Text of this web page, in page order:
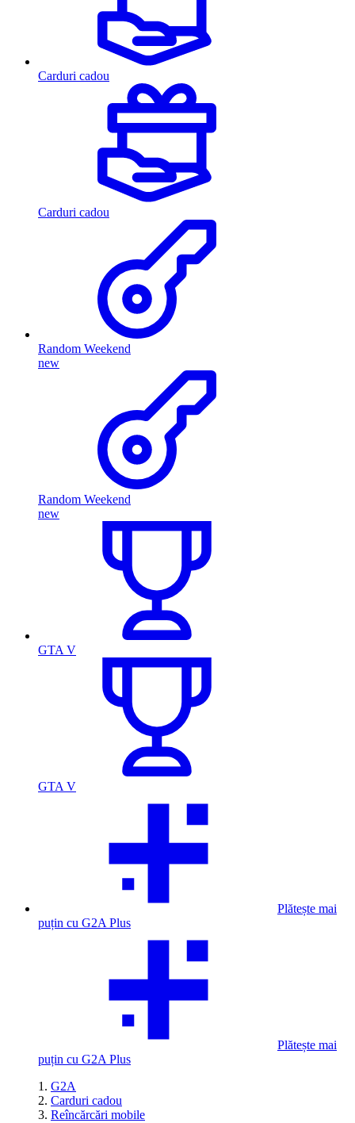
Carduri cadou
Carduri cadou
Random Weekend
new
Random Weekend
new
GTA V
GTA V
Plătește mai
puțin cu G2A Plus
Plătește mai
puțin cu G2A Plus
G2A
Carduri cadou
Reîncărcări mobile